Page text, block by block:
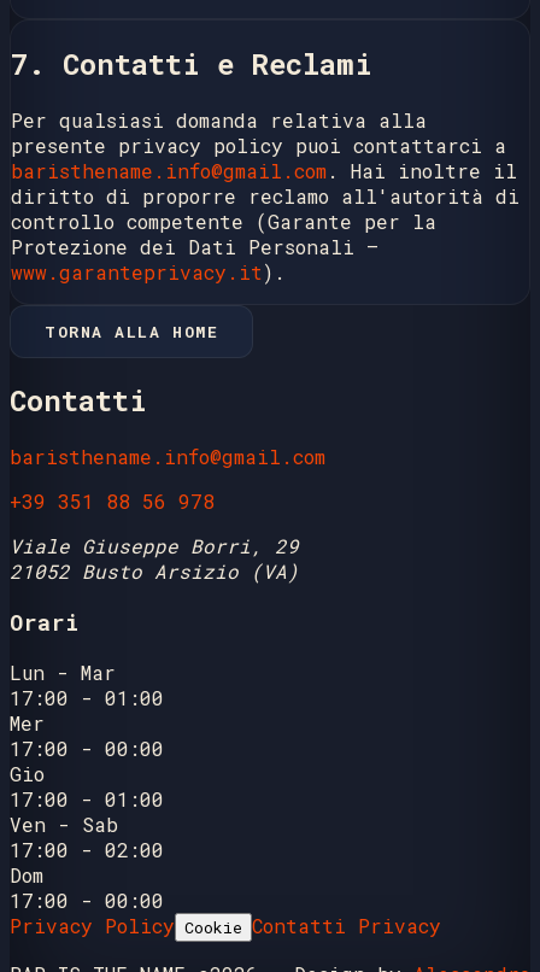
7. Contatti e Reclami
Per qualsiasi domanda relativa alla
presente privacy policy puoi contattarci a
baristhename.info@gmail.com. Hai inoltre il
diritto di proporre reclamo all'autorità di
controllo competente (Garante per la
Protezione dei Dati Personali –
www.garanteprivacy.it).
TORNA ALLA HOME
Contatti
baristhename.info@gmail.com
+39 351 88 56 978
Viale Giuseppe Borri, 29
21052 Busto Arsizio (VA)
Orari
Lun - Mar
17:00 - 01:00
Mer
17:00 - 00:00
Gio
17:00 - 01:00
Ven - Sab
17:00 - 02:00
Dom
17:00 - 00:00
Privacy Policy Cookie Contatti Privacy